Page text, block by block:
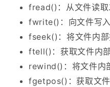
fread()：从文件读取
fwrite()：向文件写入
fseek()：将文件内部
ftell()：获取文件内部
rewind()：将文件内
fgetpos()：获取文件